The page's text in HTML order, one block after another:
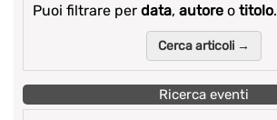
Puoi filtrare per data, autore o titolo.
Cerca articoli →
Ricerca eventi